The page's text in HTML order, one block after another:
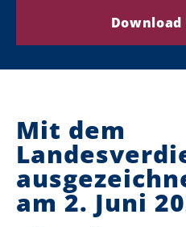
Download
Mit dem
am 2. Juni